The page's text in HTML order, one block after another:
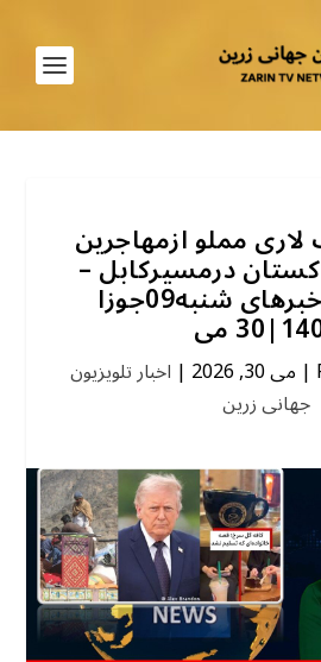
مملو ازمهاجرین
درمسیرکابل –
جلال آباد|خبرهای شنبه09جوزا
می
| می 30, 2026 | اخبار تلویزیون
جهانی زرین